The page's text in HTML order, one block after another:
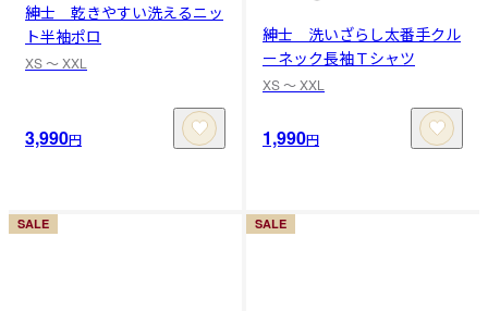
紳士 乾きやすい洗えるニッ
ト半袖ポロ
XS 〜 XXL
3,990円
紳士 洗いざらし太番手クル
ーネック長袖Ｔシャツ
XS 〜 XXL
1,990円
SALE SALE